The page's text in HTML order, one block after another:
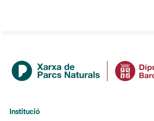
Institució
Gerència de Serveis d'Espais Naturals